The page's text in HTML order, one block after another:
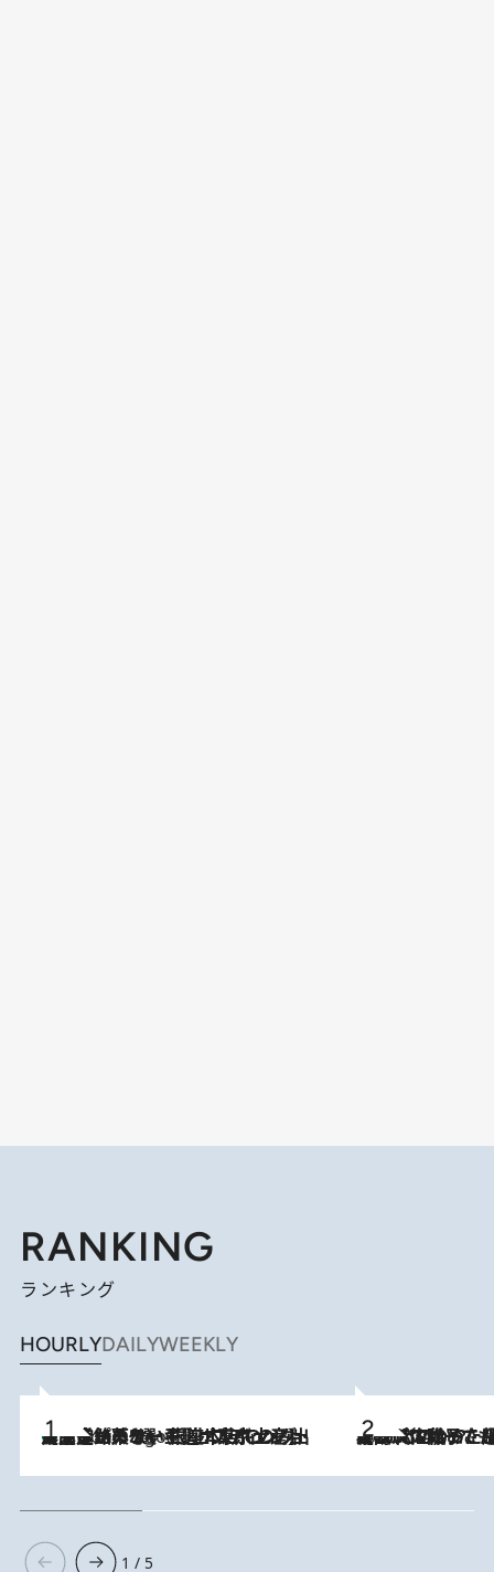
RANKING
ランキング
HOURLYDAILYWEEKLY
4 Hours Ago
【間違いのない王道・東京土産】資生堂パーラー 銀座本店でのみ出会える銘菓5選《極上プディング・濃厚チーズケーキ・ボンボンショコラほか》 2026.8.5
【阿川佐和子さんの年とる力】なぜ70代で始めた趣味は“こんなに楽しい”のか？ ピアノ、俳句…スランプに陥っても続けられる“ある秘訣”とは
1 / 5